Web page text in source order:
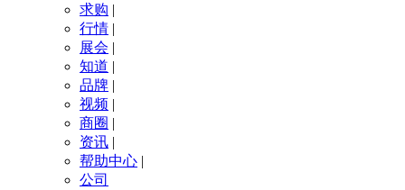
求购 |
行情 |
展会 |
知道 |
品牌 |
视频 |
商圈 |
资讯 |
帮助中心 |
公司